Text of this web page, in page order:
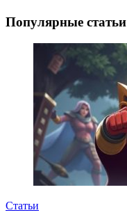
Популярные статьи
Статьи